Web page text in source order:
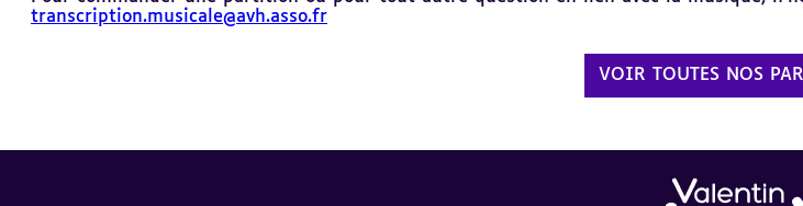
transcription.musicale@avh.asso.fr
VOIR TOUTES NOS